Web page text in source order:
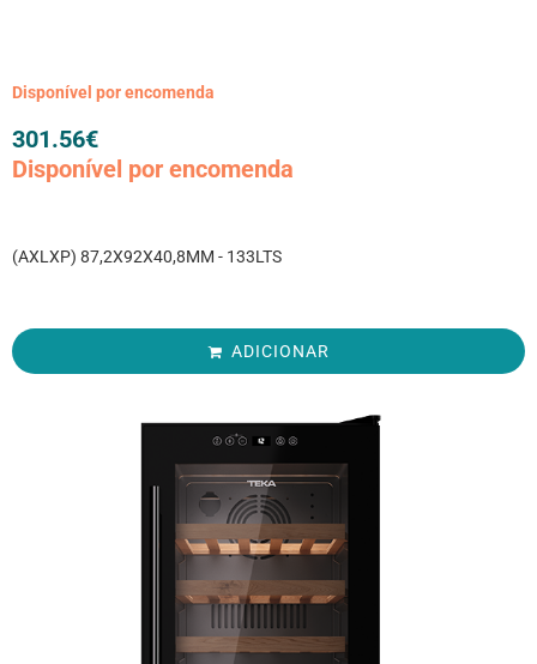
Disponível por encomenda
301.56€
Disponível por encomenda
(AXLXP) 87,2X92X40,8MM - 133LTS
ADICIONAR